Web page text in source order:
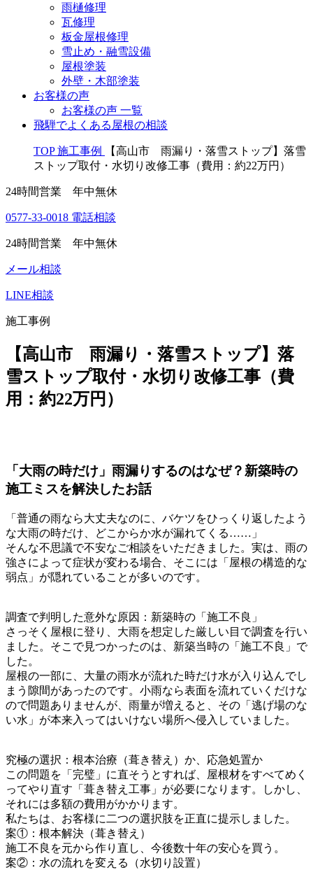
雨樋修理
瓦修理
板金屋根修理
雪止め・融雪設備
屋根塗装
外壁・木部塗装
お客様の声
お客様の声 一覧
飛騨でよくある屋根の相談
TOP 施工事例
【高山市 雨漏り・落雪ストップ】落雪
ストップ取付・水切り改修工事（費用：約22万円）
24時間営業 年中無休
0577-33-0018 電話相談
24時間営業 年中無休
メール相談
LINE相談
施工事例
【高山市 雨漏り・落雪ストップ】落
雪ストップ取付・水切り改修工事（費
用：約22万円）
「大雨の時だけ」雨漏りするのはなぜ？新築時の
施工ミスを解決したお話
「普通の雨なら大丈夫なのに、バケツをひっくり返したよう
な大雨の時だけ、どこからか水が漏れてくる……」
そんな不思議で不安なご相談をいただきました。実は、雨の
強さによって症状が変わる場合、そこには「屋根の構造的な
弱点」が隠れていることが多いのです。
調査で判明した意外な原因：新築時の「施工不良」
さっそく屋根に登り、大雨を想定した厳しい目で調査を行い
ました。そこで見つかったのは、新築当時の「施工不良」で
した。
屋根の一部に、大量の雨水が流れた時だけ水が入り込んでし
まう隙間があったのです。小雨なら表面を流れていくだけな
ので問題ありませんが、雨量が増えると、その「逃げ場のな
い水」が本来入ってはいけない場所へ侵入していました。
究極の選択：根本治療（葺き替え）か、応急処置か
この問題を「完璧」に直そうとすれば、屋根材をすべてめく
ってやり直す「葺き替え工事」が必要になります。しかし、
それには多額の費用がかかります。
私たちは、お客様に二つの選択肢を正直に提示しました。
案①：根本解決（葺き替え）
施工不良を元から作り直し、今後数十年の安心を買う。
案②：水の流れを変える（水切り設置）